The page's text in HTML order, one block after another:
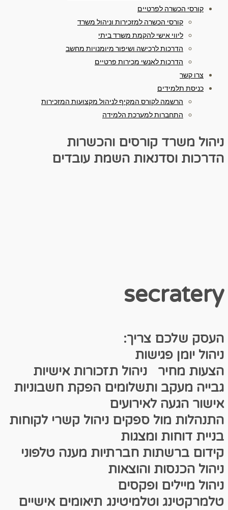
קורסי הכשרה לפרטיים
קורסי הכשרה למזכירות וניהול משרד
ליווי אישי להקמת משרד ביתי
הדרכות לרכישה ושיפור מיומנויות מחשב
הדרכות לאנשי מכירות פרטיים
צרו קשר
כניסת תלמידים
הרשמה לקורס המקיף לניהול מקצועות המזכירות
התחברות למערכת הלמידה
ניהול משרד קורסים והכשרות
הדרכות וסדנאות השמת עובדים
secratery
העסק שלכם צריך:
ניהול יומן פגישות
הצעות מחיר ניהול תזכורות אישיות
גבייה מעקב ותשלומים הפקת חשבוניות
אישור הגעה לאירועים
התנהלות מול ספקים ניהול קשרי לקוחות
בניית דוחות ומצגות
קידום ברשתות חברתיות מענה טלפוני
ניהול הכנסות והוצאות
ניהול מיילים ופקסים
טלמרקטינג וטלמיטינג תיאומים אישיים